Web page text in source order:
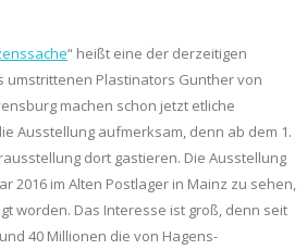
“ heißt eine der derzeitigen
Plastinators Gunther von
machen schon jetzt etliche
Ausstellung aufmerksam, denn ab dem 1.
dort gastieren. Die Ausstellung
2016 im Alten Postlager in Mainz zu sehen,
worden. Das Interesse ist groß, denn seit
40 Millionen die von Hagens-